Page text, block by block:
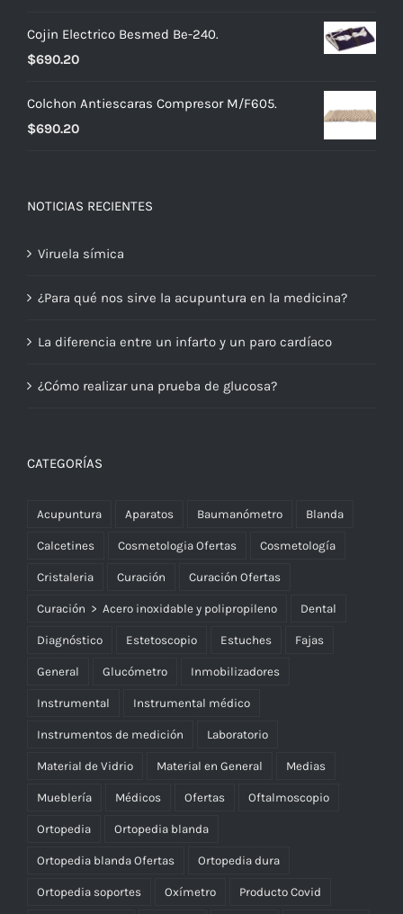
Cojin Electrico Besmed Be-240.
$690.20
Colchon Antiescaras Compresor M/F605.
$690.20
NOTICIAS RECIENTES
Viruela símica
¿Para qué nos sirve la acupuntura en la medicina?
La diferencia entre un infarto y un paro cardíaco
¿Cómo realizar una prueba de glucosa?
CATEGORÍAS
Acupuntura Aparatos Baumanómetro Blanda
Calcetines Cosmetologia Ofertas Cosmetología
Cristaleria Curación Curación Ofertas
Curación > Acero inoxidable y polipropileno Dental
Diagnóstico Estetoscopio Estuches Fajas
General Glucómetro Inmobilizadores
Instrumental Instrumental médico
Instrumentos de medición Laboratorio
Material de Vidrio Material en General Medias
Mueblería Médicos Ofertas Oftalmoscopio
Ortopedia Ortopedia blanda
Ortopedia blanda Ofertas Ortopedia dura
Ortopedia soportes Oxímetro Producto Covid